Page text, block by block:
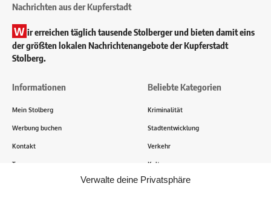
Verwalte deine Privatsphäre
Nachrichten aus der Kupferstadt
W ir erreichen täglich tausende Stolberger und bieten damit eins
der größten lokalen Nachrichtenangebote der Kupferstadt
Stolberg.
Informationen
Mein Stolberg
Werbung buchen
Kontakt
Transparenz
Beliebte Kategorien
Kriminalität
Stadtentwicklung
Verkehr
Kultur